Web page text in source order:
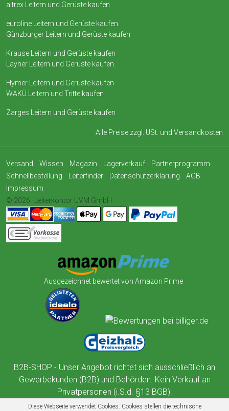
altrex Leitern und Gerüste kaufen
euroline Leitern und Gerüste kaufen
Günzburger Leitern und Gerüste kaufen
Krause Leitern und Gerüste kaufen
Layher Leitern und Gerüste kaufen
Hymer Leitern und Gerüste kaufen
WAKÜ Leitern und Tritte kaufen
Zarges Leitern und Gerüste kaufen
Alle Preise zzgl. USt. und Versandkosten
Versand Wissen Magazin Lagerverkauf
Partnerprogramm
Schnellbestellung
Leiterfinder Datenschutzerklärung
AGB
Impressum
© 2026
Leiterkontor UVM GmbH
Ausgezeichnet bewertet von Amazon Prime
B2B-SHOP - Unser Angebot richtet sich ausschließlich an
Gewerbekunden (B2B) und Behörden. Kein Verkauf an
Privatpersonen (i.S.d. §13 BGB).
Diese Webseite verwendet Cookies. Cookies stellen die technische